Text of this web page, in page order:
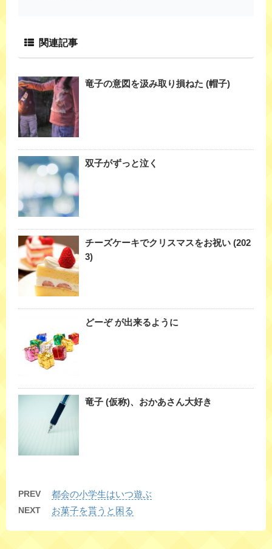
関連記事
竜子の意図を汲み取り損ねた (帽子)
双子がずっと泣く
チーズケーキでクリスマスをお祝い (202
3)
どーぞ が出来るように
竜子 (仮称)、おかあさん大好き
PREV 都会の小学生はいつ遊ぶ
NEXT お菓子を貰うと困る